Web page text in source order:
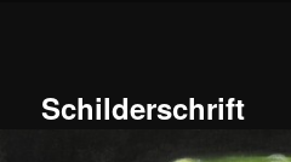
inhoudSchilderschrift